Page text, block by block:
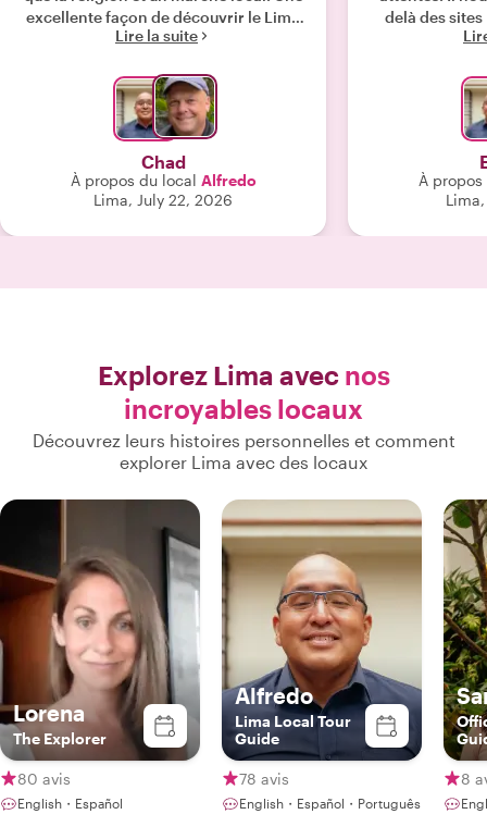
excellente façon de découvrir le Lima
d'hier et d'aujourd'hui. Bravo."
Lire la suite
Chad
À propos du local Alfredo
Lima, July 22, 2026
delà des
recoins
chaque
différentes
donné vie à
manière que
saisir par nous-
d'Alfredo pour
et il nous a
petits
À
Explorez Lima avec nos
incroyables locaux
Découvrez leurs histoires personnelles et comment
explorer Lima avec des locaux
Lorena
The Explorer
80 avis
English・Español
Alfredo
Lima Local Tour
Guide
78 avis
English・Español・Português
8